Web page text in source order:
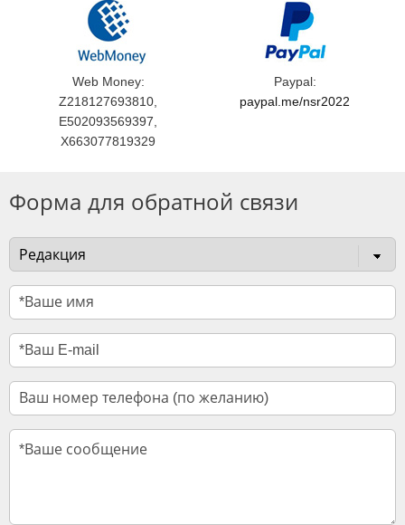
Web Money:
Z218127693810,
E502093569397,
X663077819329
Paypal:
paypal.me/nsr2022
Форма для обратной связи